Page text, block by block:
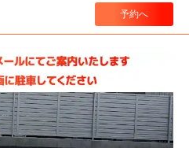
予約へ